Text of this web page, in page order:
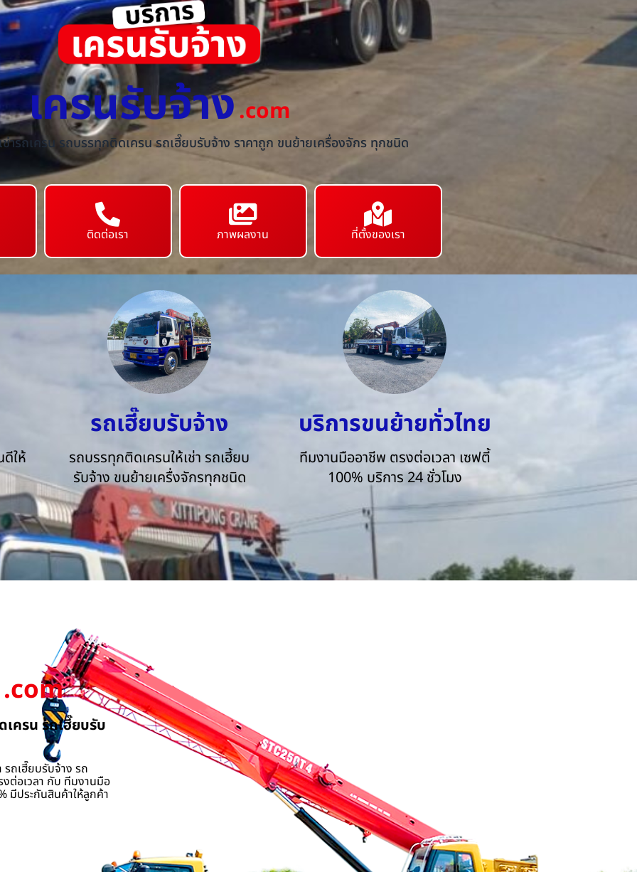
เครนรับจ้าง.com
ช่ารถเครน รถบรรทุกติดเครน รถเฮี๊ยบรับจ้าง ราคาถูก ขนย้ายเครื่องจักร ทุกชนิด
ติดต่อเรา ภาพผลงาน ที่ตั้งของเรา
ให้
รถเฮี๊ยบรับจ้าง
รถบรรทุกติดเครนให้เช่า รถเฮี้ยบ
รับจ้าง ขนย้ายเครื่งจักรทุกชนิด
บริการขนย้ายทั่วไทย
ทีมงานมืออาชีพ ตรงต่อเวลา เซฟตี้
100% บริการ 24 ชั่วโมง
.com
เครน รถเฮี๊ยบรับ
รถเฮี๊ยบรับจ้าง รถ
ต่อเวลา กับ ทีมงานมือ
มีประกันสินค้าให้ลูกค้า